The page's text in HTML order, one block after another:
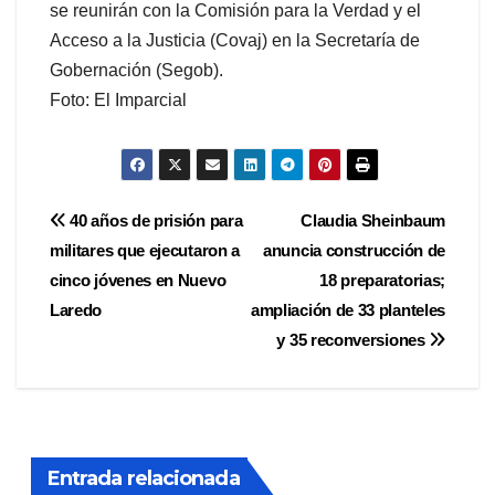
se reunirán con la Comisión para la Verdad y el
Acceso a la Justicia (Covaj) en la Secretaría de
Gobernación (Segob).
Foto: El Imparcial
Navegación
de
entradas
Claudia Sheinbaum
anuncia construcción de
18 preparatorias;
ampliación de 33 planteles
y 35 reconversiones
40 años de prisión para
militares que ejecutaron a
cinco jóvenes en Nuevo
Laredo
Entrada relacionada